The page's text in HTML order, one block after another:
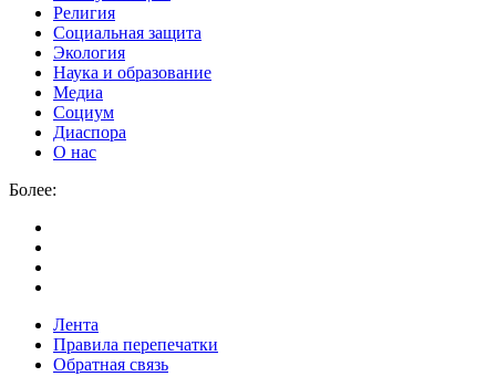
Религия
Социальная защита
Экология
Наука и образование
Медиа
Социум
Диаспора
О нас
Более:
Лента
Правила перепечатки
Обратная связь